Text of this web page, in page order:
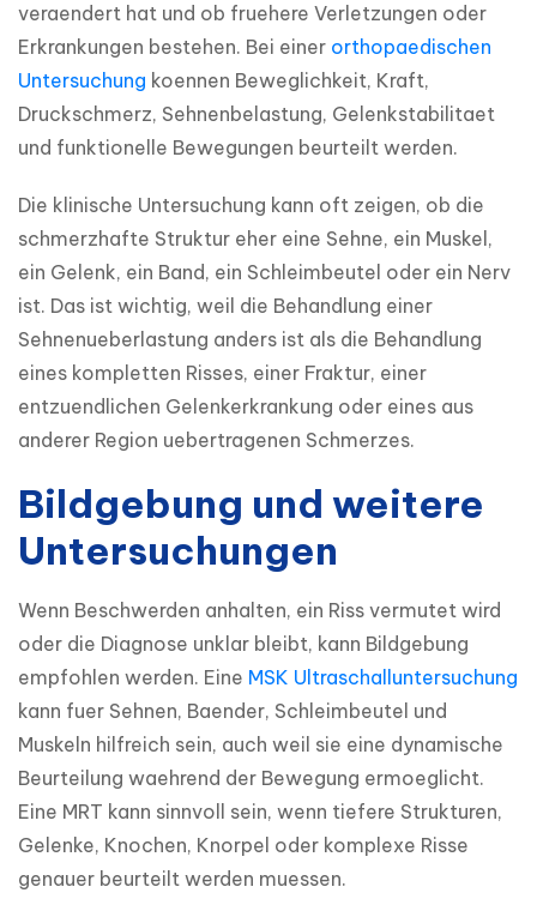
veraendert hat und ob fruehere Verletzungen oder
Erkrankungen bestehen. Bei einer orthopaedischen
Untersuchung koennen Beweglichkeit, Kraft,
Druckschmerz, Sehnenbelastung, Gelenkstabilitaet
und funktionelle Bewegungen beurteilt werden.
Die klinische Untersuchung kann oft zeigen, ob die
schmerzhafte Struktur eher eine Sehne, ein Muskel,
ein Gelenk, ein Band, ein Schleimbeutel oder ein Nerv
ist. Das ist wichtig, weil die Behandlung einer
Sehnenueberlastung anders ist als die Behandlung
eines kompletten Risses, einer Fraktur, einer
entzuendlichen Gelenkerkrankung oder eines aus
anderer Region uebertragenen Schmerzes.
Bildgebung und weitere
Untersuchungen
Wenn Beschwerden anhalten, ein Riss vermutet wird
oder die Diagnose unklar bleibt, kann Bildgebung
empfohlen werden. Eine MSK Ultraschalluntersuchung
kann fuer Sehnen, Baender, Schleimbeutel und
Muskeln hilfreich sein, auch weil sie eine dynamische
Beurteilung waehrend der Bewegung ermoeglicht.
Eine MRT kann sinnvoll sein, wenn tiefere Strukturen,
Gelenke, Knochen, Knorpel oder komplexe Risse
genauer beurteilt werden muessen.